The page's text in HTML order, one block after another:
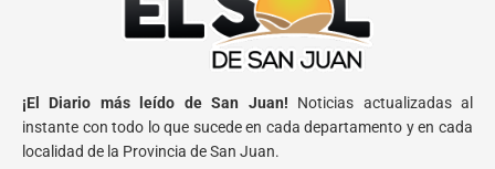
¡El Diario más leído de San Juan! Noticias actualizadas al
instante con todo lo que sucede en cada departamento y en cada
localidad de la Provincia de San Juan.